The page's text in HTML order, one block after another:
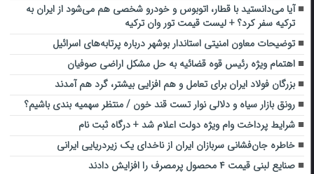
آیا می‌دانستید با قطار، اتوبوس و خودرو شخصی هم می‌شود از ایران به
ترکیه سفر کرد؟ + لیست قیمت تور وان ترکیه
توضیحات معاون امنیتی استاندار بوشهر درباره پرتابه‌های‌ اسرائیل
اهتمام ویژه رئیس قوه قضائیه به حل مشکل اراضی صوفیان
بزرگان فولاد ایران برای تعامل و هم افزایی بیشتر، گرد هم آمدند
رونق بازار سیاه و دلالی نوار تست قند خون / منتظر سهمیه بندی باشیم؟
شرایط پرداخت وام ویژه دولت اعلام شد + درگاه ثبت نام
خاطره جان‌فشانی سربازان ایران از ناخدای یک زیردریایی ایرانی
صنایع لبنی قیمت ۴ محصول پرمصرف را افزایش دادند